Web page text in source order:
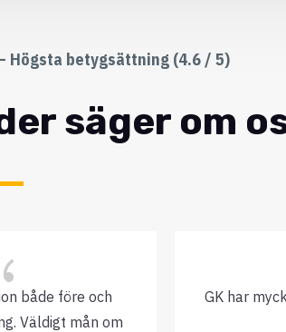
Högsta betygsättning (4.6 / 5)
säger om
både före och
Väldigt mån om
GK har